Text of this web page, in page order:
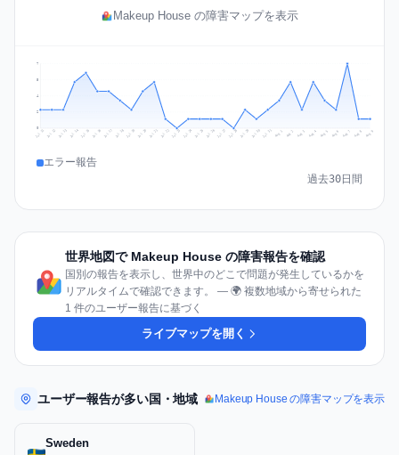
Makeup House の障害マップを表示
2
4
5
7
Jul 11 Jul 12 Jul 13 Jul 14 Jul 15 Jul 16 Jul 17 Jul 18 Jul 19 Jul 20 Jul 21 Jul 22 Jul 23 Jul 24 Jul 25 Jul 26 Jul 27 Jul 28 Jul 29 Jul 30 Jul 31 Aug 1 Aug 2 Aug 3 Aug 4 Aug 5 Aug 6 Aug 7 Aug 8 Aug 9
エラー報告
過去30日間
世界地図で Makeup House の障害報告を確認
国別の報告を表示し、世界中のどこで問題が発生しているかを
リアルタイムで確認できます。 — 🌍 複数地域から寄せられた
1 件のユーザー報告に基づく
ライブマップを開く
ユーザー報告が多い国・地域 Makeup House の障害マップを表示
Sweden